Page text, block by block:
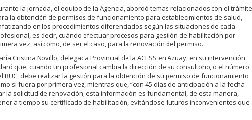
la jornada, el equipo de la Agencia, abordó temas relacionados con el trámite
la obtención de permisos de funcionamiento para establecimientos de salud,
en los procedimientos diferenciados según las situaciones de cada
es decir, cuándo efectuar procesos para gestión de habilitación por
vez, así como, de ser el caso, para la renovación del permiso.
Cristina Novillo, delegada Provincial de la ACESS en Azuay, en su intervención
que, cuando un profesional cambia la dirección de su consultorio, o el número
RUC, debe realizar la gestión para la obtención de su permiso de funcionamiento
si fuera por primera vez, mientras que, “con 45 días de anticipación a la fecha
la solicitud de renovación, esta información es fundamental, de esta manera,
a tiempo su certificado de habilitación, evitándose futuros inconvenientes que